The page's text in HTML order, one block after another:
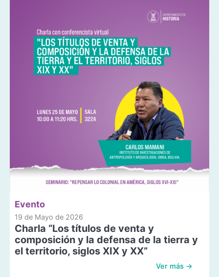
Evento
19 de Mayo de 2026
Charla “Los títulos de venta y
composición y la defensa de la tierra y
el territorio, siglos XIX y XX”
Ver más →